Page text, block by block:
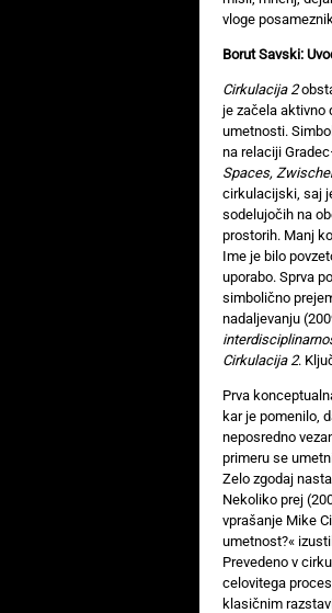
vloge
Borut Savski:
Cirkulacija 2
je začela aktivno
umetnosti.
na relaciji
Spaces,
cirkulacijski, saj
sodelujočih na
prostorih. Manj
Ime je bilo
uporabo. Sprva
simbolično
nadaljevanju
Cirkulacija 2.
Prva
kar je pomenilo,
neposredno
primeru se
Zelo zgodaj
Nekoliko prej
vprašanje Mike
umetnost?«
Prevedeno v
celovitega
klasičnim